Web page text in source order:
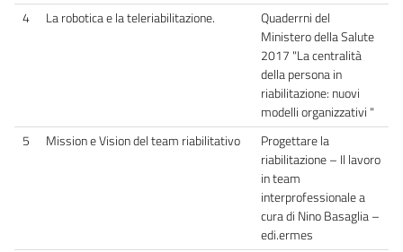
4
La robotica e la teleriabilitazione.
Quaderrni del
Ministero della Salute
2017 "La centralità
della persona in
riabilitazione: nuovi
modelli organizzativi "
5
Mission e Vision del team riabilitativo
Progettare la
riabilitazione – Il lavoro
in team
interprofessionale a
cura di Nino Basaglia –
edi.ermes